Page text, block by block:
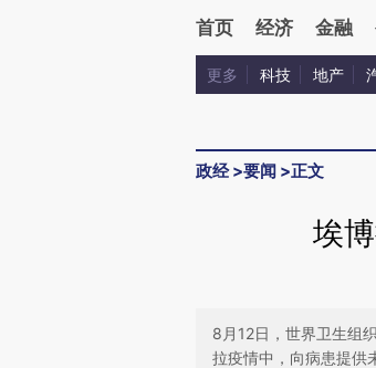
首页 经济 金融
更多 科技 地产
政经>要闻 >正文
埃
8月12日，世界卫生组
拉疫情中，向病患提供